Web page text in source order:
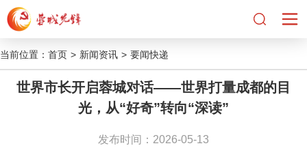
当前位置： 首页 > 新闻资讯 > 要闻快递
世界市长开启蓉城对话——世界打量成都的目
光，从“好奇”转向“深读”
发布时间：2026-05-13